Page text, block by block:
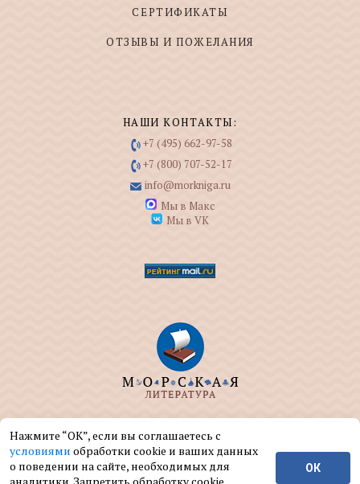
СЕРТИФИКАТЫ
ОТЗЫВЫ И ПОЖЕЛАНИЯ
НАШИ КОНТАКТЫ:
+7 (495) 662-97-58
+7 (800) 707-52-17
info@morkniga.ru
Мы в Макс
Мы в VK
ООО "МОРКНИГА" занимается изданием и
реализацией книг на морскую тематику.
© ООО "МОРКНИГА", 2004 — 2026 г.
Нажмите “ОК”, если вы соглашаетесь с
условиями обработки cookie и ваших данных
о поведении на сайте, необходимых для
ОК